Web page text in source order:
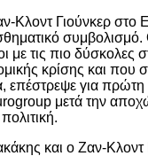
Κλοντ Γιούνκερ στο
με τις πιο δύσκολες
κρίσης και που
επέστρεψε για
μετά την
και ο Ζαν-Κλοντ